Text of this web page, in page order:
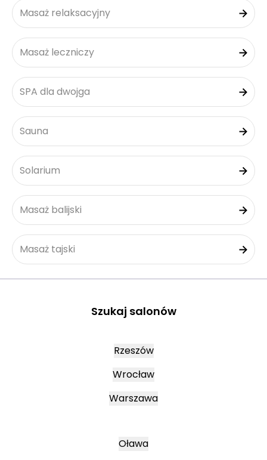
Masaż relaksacyjny
Masaż leczniczy
SPA dla dwojga
Sauna
Solarium
Masaż balijski
Masaż tajski
Szukaj salonów
Rzeszów
Wrocław
Warszawa
Oława